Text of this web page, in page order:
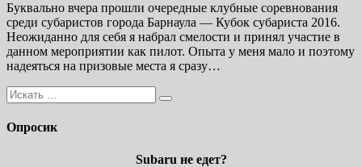
Буквально вчера прошли очередные клубные соревнования
среди субаристов города Барнаула — Кубок субариста 2016.
Неожиданно для себя я набрал смелости и принял участие в
данном мероприятии как пилот. Опыта у меня мало и поэтому
надеяться на призовые места я сразу…
Опросик
Subaru не едет?